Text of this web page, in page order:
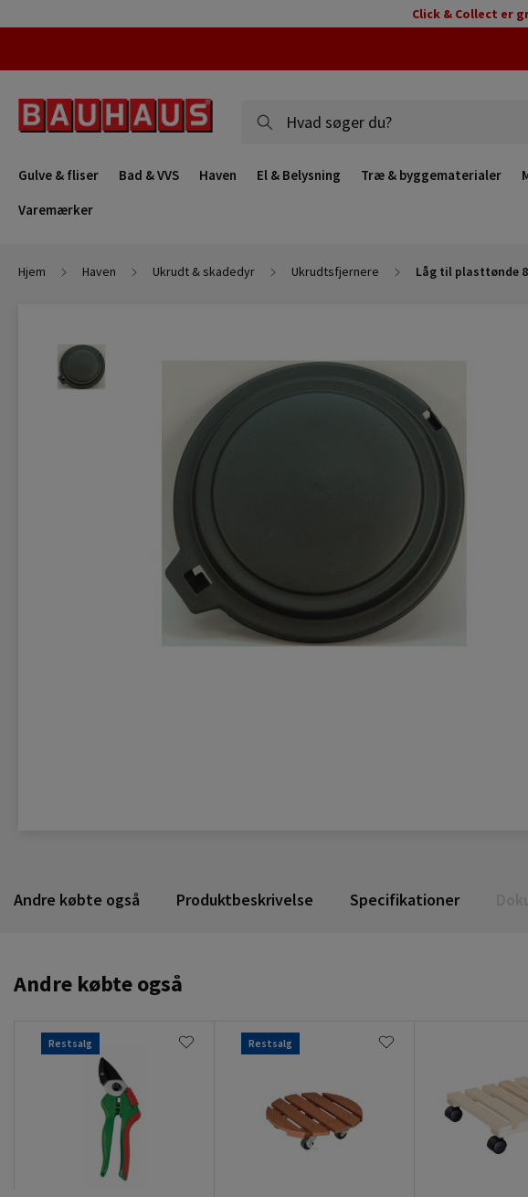
Click & Collect er
Gulve & fliser Bad & VVS Haven El & Belysning Træ & byggematerialer
Varemærker
Hjem Haven Ukrudt & skadedyr Ukrudtsfjernere Låg til plasttønde
Andre købte også Produktbeskrivelse Specifikationer
Andre købte også
Restsalg Restsalg